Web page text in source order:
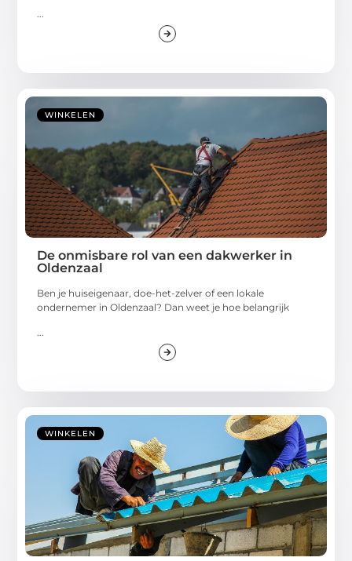
...
WINKELEN
De onmisbare rol van een dakwerker in
Oldenzaal
Ben je huiseigenaar, doe-het-zelver of een lokale
ondernemer in Oldenzaal? Dan weet je hoe belangrijk
...
WINKELEN